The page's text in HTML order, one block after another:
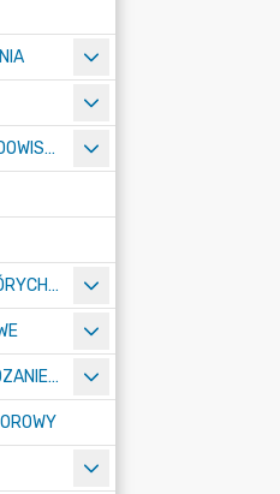
SYSTEM INFORMACJI O ŚRODOWISKU
ZGŁOSZENIA BUDOWY, O KTÓRYCH MOWA W ART. 29 UST. 1 PKT 1A, 2B I 19A USTAWY PRAWO BUDOWLANE
BEZPIECZEŃSTWO I ZARZĄDZANIE KRYZYSOWE